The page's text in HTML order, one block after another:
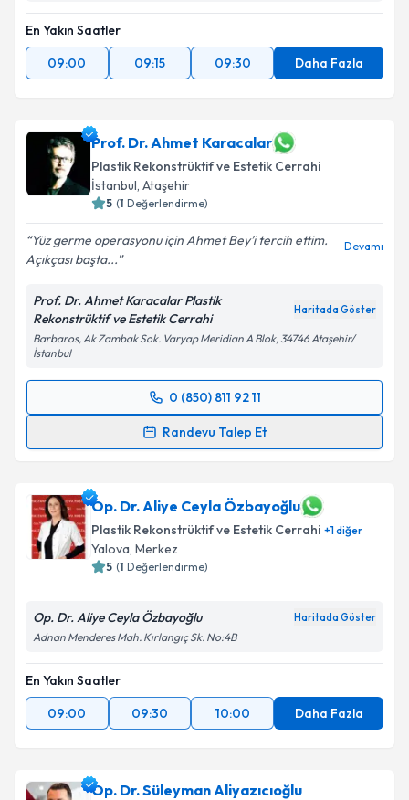
En Yakın Saatler
09:00
09:15 09:30 Daha Fazla
Prof. Dr. Ahmet Karacalar
Plastik Rekonstrüktif ve Estetik Cerrahi
İstanbul, Ataşehir
5 (1 Değerlendirme)
Yüz germe operasyonu için Ahmet Bey’i tercih ettim.
Açıkçası başta...
Devamı
Prof. Dr. Ahmet Karacalar Plastik
Rekonstrüktif ve Estetik Cerrahi
Haritada Göster
Barbaros, Ak Zambak Sok. Varyap Meridian A Blok, 34746 Ataşehir/
İstanbul
0 (850) 811 92 11
Randevu Talep Et
Randevu Takvimi Talebi
için bir takvim hazırlandığında e-posta ile
bilgilendireceğiz.
E-posta Adresiniz
Kişisel verilerimin işlenmesine ilişkin
Metni'ni okudum ve kişisel verilerimin belirtilen
kapsamda işlenmesini kabul ediyorum.
Op. Dr. Aliye Ceyla Özbayoğlu
Plastik Rekonstrüktif ve Estetik Cerrahi +1diğer
Yalova, Merkez
5 (1 Değerlendirme)
Op. Dr. Aliye Ceyla Özbayoğlu Haritada Göster
Adnan Menderes Mah. Kırlangıç Sk. No:4B
En Yakın Saatler
09:00
09:30 10:00 Daha Fazla
Op. Dr. Süleyman Aliyazıcıoğlu